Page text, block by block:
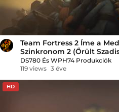
Team Fortress 2 Íme a
Szinkronom 2 (Őrült
DS780 És WPH74 Produkciók
119 views 3 éve
HD